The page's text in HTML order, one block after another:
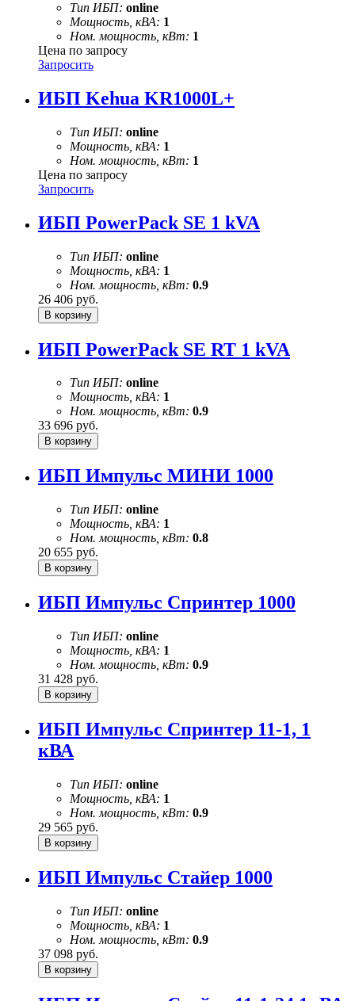
Тип ИБП: online
Мощность, кВА: 1
Ном. мощность, кВт: 1
Цена по запросу
Запросить
ИБП Kehua KR1000L+
Тип ИБП: online
Мощность, кВА: 1
Ном. мощность, кВт: 1
Цена по запросу
Запросить
ИБП PowerPack SE 1 kVA
Тип ИБП: online
Мощность, кВА: 1
Ном. мощность, кВт: 0.9
26 406 руб.
ИБП PowerPack SE RT 1 kVA
Тип ИБП: online
Мощность, кВА: 1
Ном. мощность, кВт: 0.9
33 696 руб.
ИБП Импульс МИНИ 1000
Тип ИБП: online
Мощность, кВА: 1
Ном. мощность, кВт: 0.8
20 655 руб.
ИБП Импульс Спринтер 1000
Тип ИБП: online
Мощность, кВА: 1
Ном. мощность, кВт: 0.9
31 428 руб.
ИБП Импульс Спринтер 11-1, 1
кВА
Тип ИБП: online
Мощность, кВА: 1
Ном. мощность, кВт: 0.9
29 565 руб.
ИБП Импульс Стайер 1000
Тип ИБП: online
Мощность, кВА: 1
Ном. мощность, кВт: 0.9
37 098 руб.